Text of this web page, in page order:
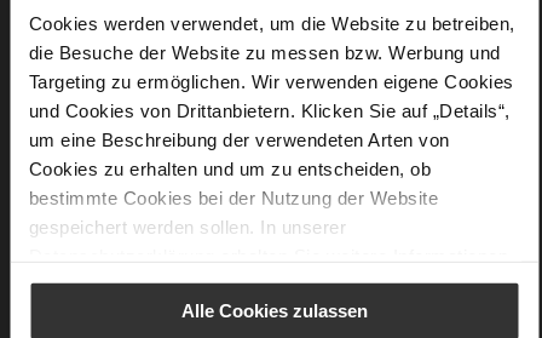
Cookies werden verwendet, um die Website zu betreiben,
die Besuche der Website zu messen bzw. Werbung und
Targeting zu ermöglichen. Wir verwenden eigene Cookies
und Cookies von Drittanbietern. Klicken Sie auf „Details“,
um eine Beschreibung der verwendeten Arten von
Cookies zu erhalten und um zu entscheiden, ob
bestimmte Cookies bei der Nutzung der Website
gespeichert werden sollen. In unserer
Alle Cookies zulassen
Made in Europe, Obermaterial (LEATHER
WORKING GROUP Gold zertifiziert), Futter / Decksohle
(LEATHER WORKING GROUP zertifiziert)
Nachhaltiges Produkt, Made in Europe
Kein Verschluss
Nein
20
Blockabsatz